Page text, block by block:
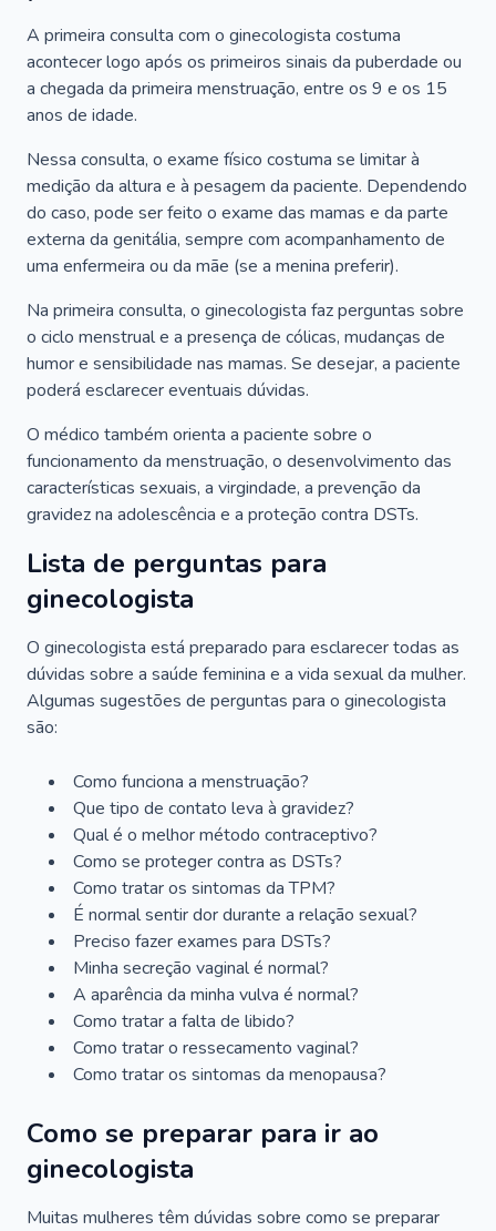
A primeira consulta com o ginecologista costuma
acontecer logo após os primeiros sinais da puberdade ou
a chegada da primeira menstruação, entre os 9 e os 15
anos de idade.
Nessa consulta, o exame físico costuma se limitar à
medição da altura e à pesagem da paciente. Dependendo
do caso, pode ser feito o exame das mamas e da parte
externa da genitália, sempre com acompanhamento de
uma enfermeira ou da mãe (se a menina preferir).
Na primeira consulta, o ginecologista faz perguntas sobre
o ciclo menstrual e a presença de cólicas, mudanças de
humor e sensibilidade nas mamas. Se desejar, a paciente
poderá esclarecer eventuais dúvidas.
O médico também orienta a paciente sobre o
funcionamento da menstruação, o desenvolvimento das
características sexuais, a virgindade, a prevenção da
gravidez na adolescência e a proteção contra DSTs.
Lista de perguntas para
ginecologista
O ginecologista está preparado para esclarecer todas as
dúvidas sobre a saúde feminina e a vida sexual da mulher.
Algumas sugestões de perguntas para o ginecologista
são:
Como funciona a menstruação?
Que tipo de contato leva à gravidez?
Qual é o melhor método contraceptivo?
Como se proteger contra as DSTs?
Como tratar os sintomas da TPM?
É normal sentir dor durante a relação sexual?
Preciso fazer exames para DSTs?
Minha secreção vaginal é normal?
A aparência da minha vulva é normal?
Como tratar a falta de libido?
Como tratar o ressecamento vaginal?
Como tratar os sintomas da menopausa?
Como se preparar para ir ao
ginecologista
Muitas mulheres têm dúvidas sobre como se preparar